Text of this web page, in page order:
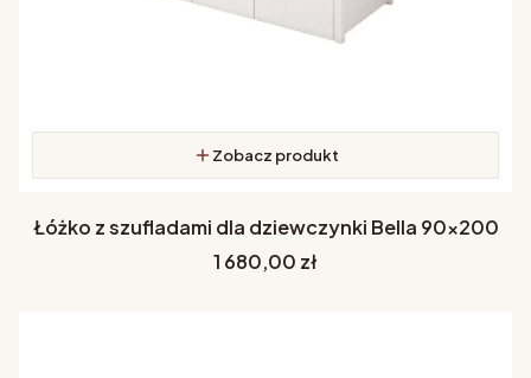
Zobacz produkt
Łóżko z szufladami dla dziewczynki Bella 90x200
Cena
1 680,00 zł